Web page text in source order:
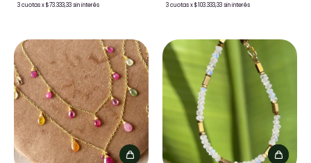
3
x$73.333,33sin interés
3
x$103.333,33sin interés